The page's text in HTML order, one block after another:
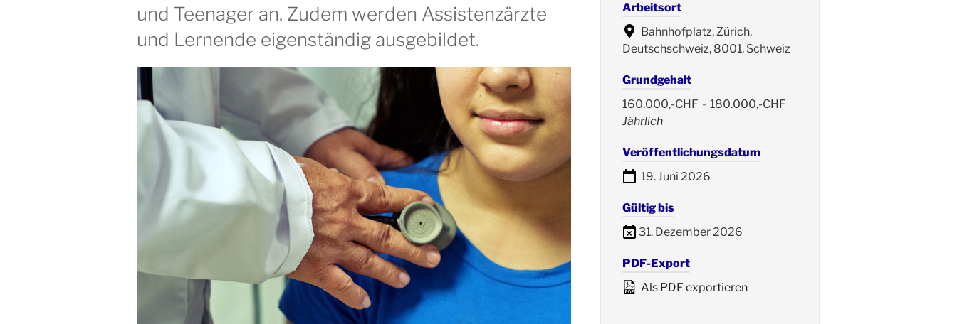
und Teenager an. Zudem werden Assistenzärzte
und Lernende eigenständig ausgebildet.
Arbeitsort
Bahnhofplatz, Zürich,
Deutschschweiz, 8001, Schweiz
Grundgehalt
160.000,-CHF - 180.000,-CHF
Jährlich
Veröffentlichungsdatum
19. Juni 2026
Gültig bis
31. Dezember 2026
PDF-Export
Als PDF exportieren